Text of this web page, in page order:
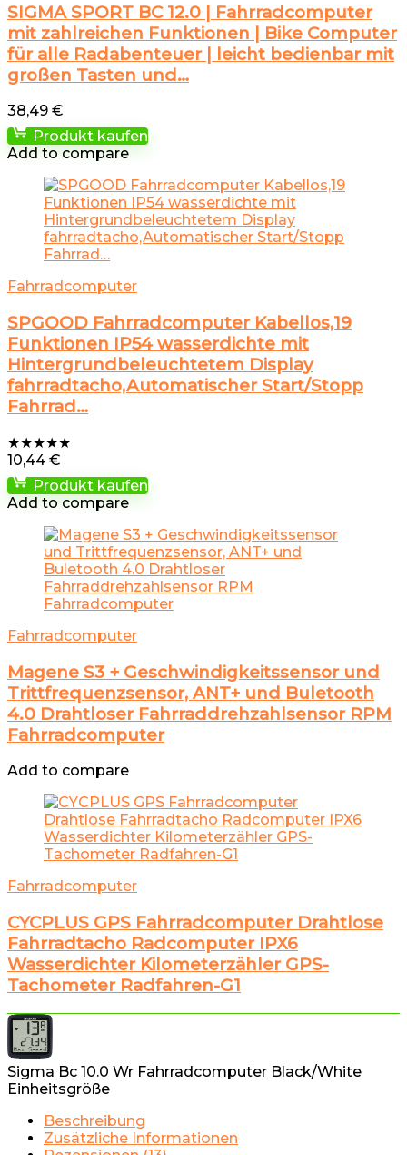
SIGMA SPORT BC 12.0 | Fahrradcomputer
mit zahlreichen Funktionen | Bike Computer
für alle Radabenteuer | leicht bedienbar mit
großen Tasten und…
38,49 €
Produkt kaufen
Add to compare
Fahrradcomputer
SPGOOD Fahrradcomputer Kabellos,19
Funktionen IP54 wasserdichte mit
Hintergrundbeleuchtetem Display
fahrradtacho,Automatischer Start/Stopp
Fahrrad…
★★★★★
10,44 €
Produkt kaufen
Add to compare
Fahrradcomputer
Magene S3 + Geschwindigkeitssensor und
Trittfrequenzsensor, ANT+ und Buletooth
4.0 Drahtloser Fahrraddrehzahlsensor RPM
Fahrradcomputer
Add to compare
Fahrradcomputer
CYCPLUS GPS Fahrradcomputer Drahtlose
Fahrradtacho Radcomputer IPX6
Wasserdichter Kilometerzähler GPS-
Tachometer Radfahren-G1
Sigma Bc 10.0 Wr Fahrradcomputer Black/White
Einheitsgröße
Beschreibung
Zusätzliche Informationen